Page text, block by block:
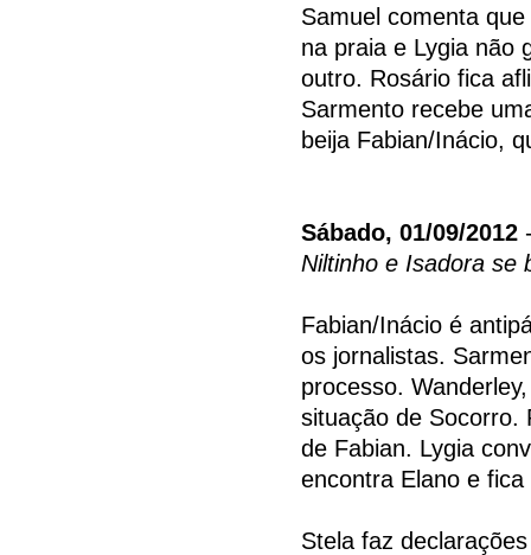
Samuel comenta
na praia e Lygia não
outro. Rosário fica
Sarmento recebe
beija Fabian/Inácio,
Sábado, 01/09/2012
Niltinho e Isadora se
Fabian/Inácio é
os jornalistas.
processo.
situação de Socorro.
de Fabian. Lygia
encontra Elano e
Stela faz